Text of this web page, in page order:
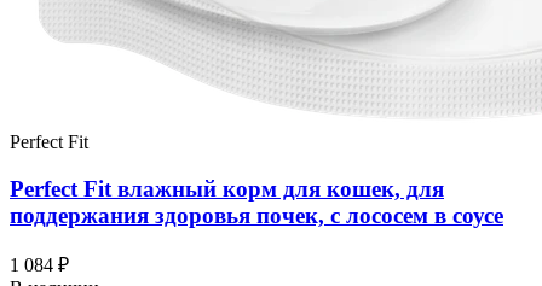
Perfect Fit
Perfect Fit влажный корм для кошек, для
поддержания здоровья почек, с лососем в соусе
1 084 ₽